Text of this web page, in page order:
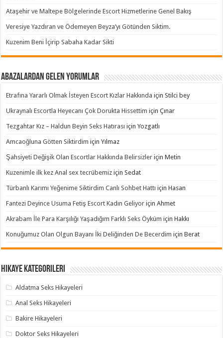
Ataşehir ve Maltepe Bölgelerinde Escort Hizmetlerine Genel Bakış
Veresiye Yazdıran ve Ödemeyen Beyza’yı Götünden Siktim.
Kuzenim Beni İçirip Sabaha Kadar Sikti
Abazalardan Gelen Yorumlar
Etrafına Yararlı Olmak İsteyen Escort Kızlar Hakkında içinStilci bey
Ukraynalı Escortla Heyecanı Çok Dorukta Hissettim içinÇınar
Tezgahtar Kız – Haldun Beyin Seks Hatırası içinYozgatlı
Amcaoğluna Götten Siktirdim içinYılmaz
Şahsiyeti Değişik Olan Escortlar Hakkında Belirsizler içinMetin
Kuzenimle ilk kez Anal sex tecrübemiz içinSedat
Türbanlı Karımı Yeğenime Siktirdim Canlı Sohbet Hattı içinHasan
Fantezi Deyince Usuma Fetiş Escort Kadın Geliyor içinAhmet
Akrabam İle Para Karşılığı Yaşadığım Farklı Seks Öyküm içinHakkı
Konuğumuz Olan Olgun Bayanı İki Deliğinden De Becerdim içinBerat
Hikaye Kategorileri
Aldatma Seks Hikayeleri
Anal Seks Hikayeleri
Bakire Hikayeleri
Doktor Seks Hikayeleri